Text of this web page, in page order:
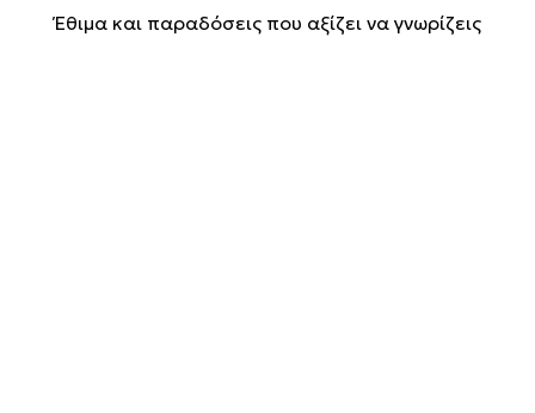
Έθιμα και παραδόσεις που αξίζει να γνωρίζεις